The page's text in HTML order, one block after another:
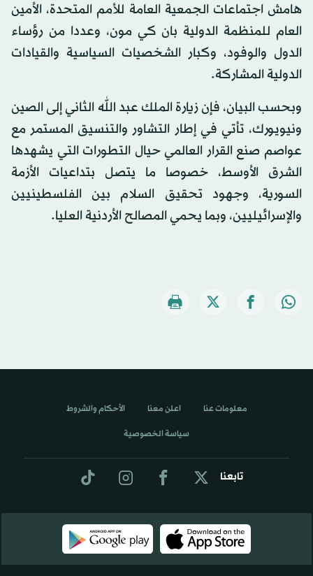
هامش اجتماعات الجمعية العامة للأمم المتحدة، الأمين
العام للمنظمة الدولية بان كي مون، وعددا من رؤساء
الدول والوفود، وكبار الشخصيات السياسية والقيادات
الدولية المشاركة.
وبحسب البيان، فإن زيارة الملك عبد الله الثاني إلى الصين
ونيويورك، تأتي في إطار التشاور والتنسيق المستمر مع
عواصم صنع القرار العالمي حيال التطورات التي يشهدها
الشرق الأوسط، خصوصا ما يتصل بتداعيات الأزمة
السورية، وجهود تحقيق السلام بين الفلسطينيين
والإسرائيليين، وبما يحمي المصالح الأردنية العليا.
تابعنا
معلومات عنا اعلن معنا الأحكام والشروط
سياسة الخصوصية